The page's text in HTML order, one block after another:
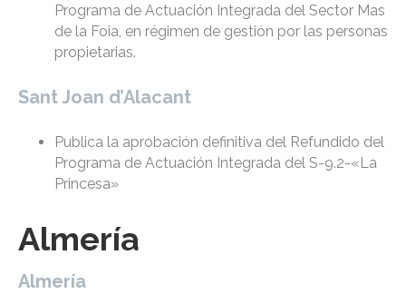
Programa de Actuación Integrada del Sector Mas
de la Foia, en régimen de gestión por las personas
propietarias.
Sant Joan d’Alacant
Publica la aprobación definitiva del Refundido del
Programa de Actuación Integrada del S-9.2-«La
Princesa»
Almería
Almería